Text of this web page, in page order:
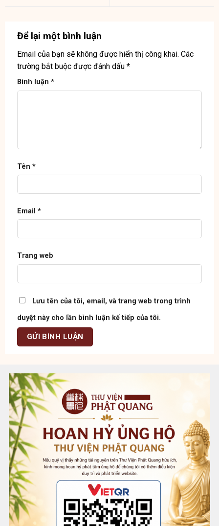
Để lại một bình luận
Email của bạn sẽ không được hiển thị công khai. Các
trường bắt buộc được đánh dấu *
Bình luận *
Tên *
Email *
Trang web
Lưu tên của tôi, email, và trang web trong trình
duyệt này cho lần bình luận kế tiếp của tôi.